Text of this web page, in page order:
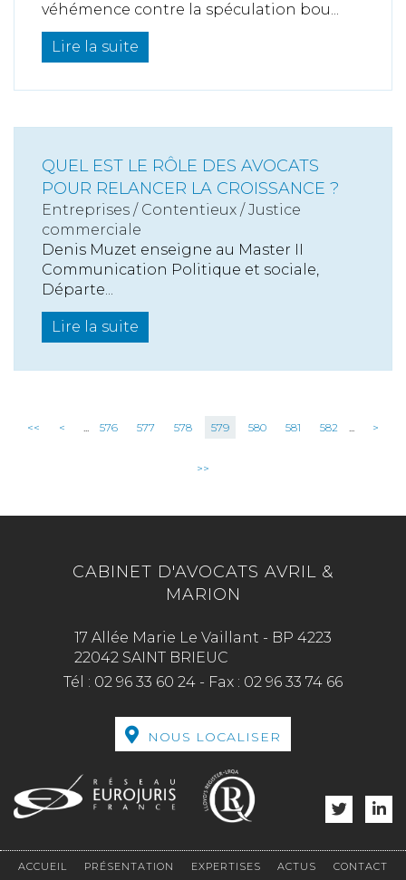
véhémence contre la spéculation bou...
Lire la suite
QUEL EST LE RÔLE DES AVOCATS
POUR RELANCER LA CROISSANCE ?
Entreprises / Contentieux /Justice
commerciale
Denis Muzet enseigne au Master II
Communication Politique et sociale,
Départe...
Lire la suite
<< < ... 576 577 578 579 580 581 582 ... >
>>
CABINET D'AVOCATS AVRIL &
MARION
17 Allée Marie Le Vaillant - BP 4223
22042 SAINT BRIEUC
Tél : 02 96 33 60 24 - Fax : 02 96 33 74 66
NOUS LOCALISER
ACCUEIL PRÉSENTATION EXPERTISES ACTUS CONTACT